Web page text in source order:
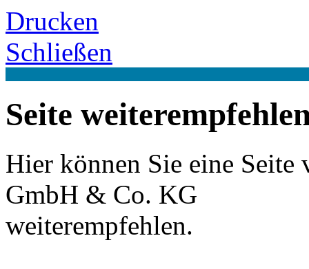
Drucken
Schließen
Seite
Hier können Sie eine
GmbH & Co. KG
weiterempfehlen.